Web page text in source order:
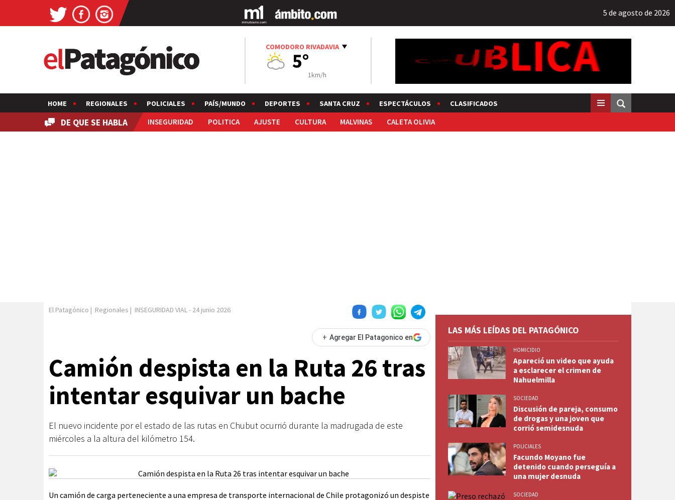
5 de agosto de 2026
COMODORO RIVADAVIA
5°
1km/h
HOME REGIONALES POLICIALES PAÍS/MUNDO DEPORTES SANTA CRUZ ESPECTÁCULOS CLASIFICADOS
DE QUE SE HABLA INSEGURIDAD POLITICA AJUSTE CULTURA MALVINAS CALETA OLIVIA
El Patagónico | Regionales | INSEGURIDAD VIAL- 24 junio 2026
+ Agregar El Patagonico en
Camión despista en la Ruta 26 tras
intentar esquivar un bache
El nuevo incidente por el estado de las rutas en Chubut ocurrió durante la madrugada de este
miércoles a la altura del kilómetro 154.
Un camión de carga perteneciente a una empresa de transporte internacional de Chile protagonizó un despiste
LAS MÁS LEÍDAS DEL PATAGÓNICO
HOMICIDIO
Apareció un video que ayuda
a esclarecer el crimen de
Nahuelmilla
SOCIEDAD
Discusión de pareja, consumo
de drogas y una joven que
corrió semidesnuda
POLICIALES
Facundo Moyano fue
detenido cuando perseguía a
una mujer desnuda
SOCIEDAD